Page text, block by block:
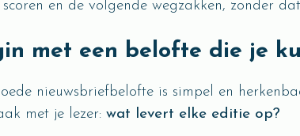
en de volgende wegzakken, zonder
met een belofte die je
nieuwsbriefbelofte is simpel en
met je lezer: wat levert elke editie op?